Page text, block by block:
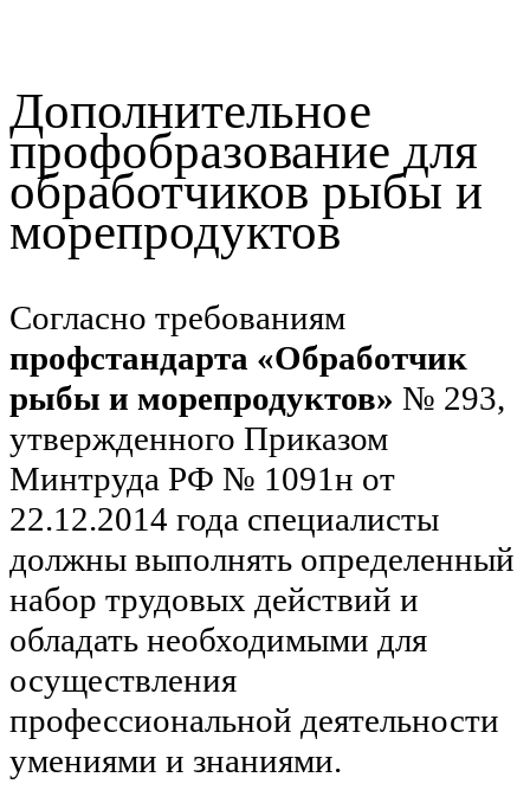
Дополнительное
профобразование для
обработчиков рыбы и
морепродуктов
Согласно требованиям
профстандарта «Обработчик
рыбы и морепродуктов» № 293,
утвержденного Приказом
Минтруда РФ № 1091н от
22.12.2014 года специалисты
должны выполнять определенный
набор трудовых действий и
обладать необходимыми для
осуществления
профессиональной деятельности
умениями и знаниями.